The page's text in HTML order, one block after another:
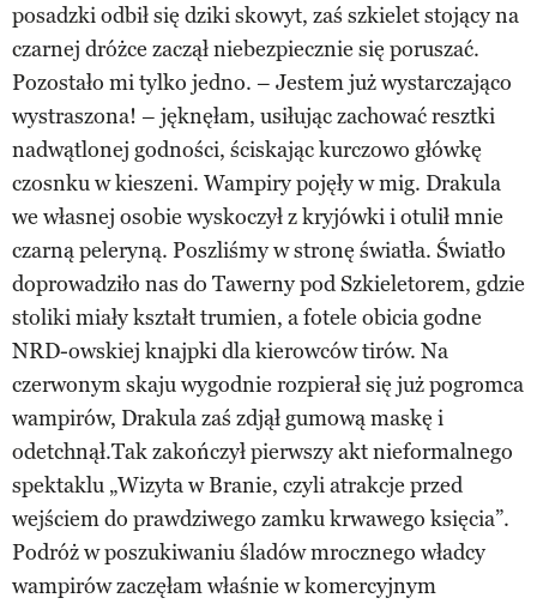
posadzki odbił się dziki skowyt, zaś szkielet stojący na
czarnej dróżce zaczął niebezpiecznie się poruszać.
Pozostało mi tylko jedno. – Jestem już wystarczająco
wystraszona! – jęknęłam, usiłując zachować resztki
nadwątlonej godności, ściskając kurczowo główkę
czosnku w kieszeni. Wampiry pojęły w mig. Drakula
we własnej osobie wyskoczył z kryjówki i otulił mnie
czarną peleryną. Poszliśmy w stronę światła. Światło
doprowadziło nas do Tawerny pod Szkieletorem, gdzie
stoliki miały kształt trumien, a fotele obicia godne
NRD-owskiej knajpki dla kierowców tirów. Na
czerwonym skaju wygodnie rozpierał się już pogromca
wampirów, Drakula zaś zdjął gumową maskę i
odetchnął.Tak zakończył pierwszy akt nieformalnego
spektaklu „Wizyta w Branie, czyli atrakcje przed
wejściem do prawdziwego zamku krwawego księcia”.
Podróż w poszukiwaniu śladów mrocznego władcy
wampirów zaczęłam właśnie w komercyjnym